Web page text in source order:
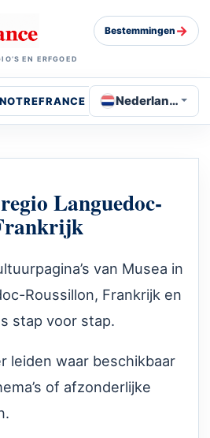
EN ERFGOED
Bestemmingen →
Nederlands
Languedoc-
van Musea in
Roussillon, Frankrijk en
stap voor stap.
leiden waar beschikbaar
of afzonderlijke